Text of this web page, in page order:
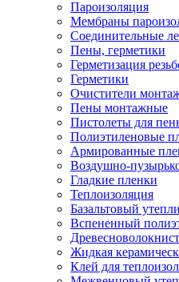
Пароизоляция
Мембраны
Соединительные
Пены, герметики
Герметизация
Герметики
Очистители
Пены монтажные
Пистолеты для
Полиэтиленовые
Армированные
Воздушно-
Гладкие пленки
Теплоизоляция
Базальтовый
Вспененный
Жидкая
Клей для